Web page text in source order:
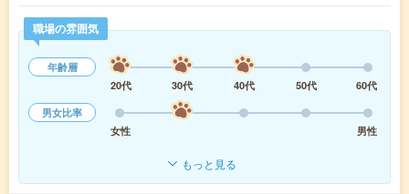
職場の雰囲気
年齢層
20代
30代 40代 50代
60代
男女比率
女性
男性
もっと見る